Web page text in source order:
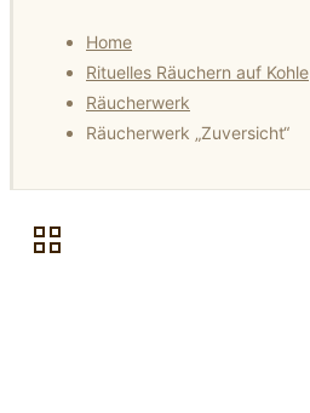
Home
Rituelles Räuchern auf Kohle
Räucherwerk
Räucherwerk „Zuversicht“